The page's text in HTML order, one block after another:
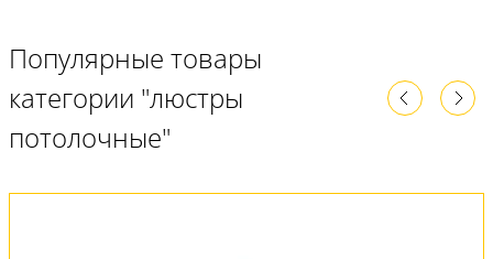
Популярные товары
категории "люстры
потолочные"